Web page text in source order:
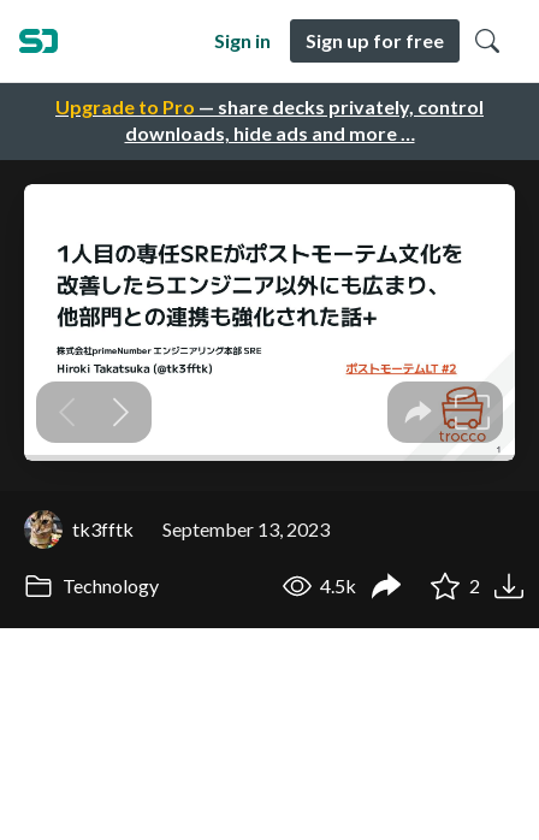
Upgrade to Pro — share decks privately, control
downloads, hide ads and more …
Sign in Sign up for free
tk3fftk September 13, 2023
Technology 4.5k 2